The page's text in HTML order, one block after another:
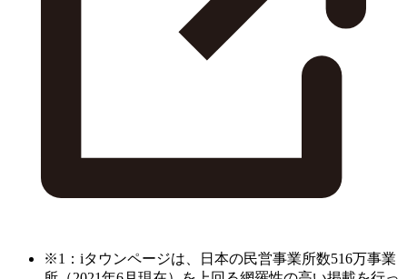
※1：iタウンページは、日本の民営事業所数516万事業